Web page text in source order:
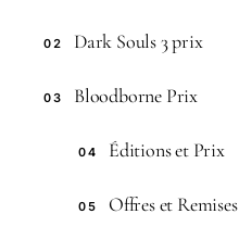
02 Dark Souls 3 prix
03 Bloodborne Prix
04 Éditions et Prix
05 Offres et Remises